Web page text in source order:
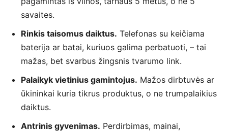
savaites.
Rinkis taisomus daiktus. Telefonas su keičiama
baterija ar batai, kuriuos galima perbatuoti, – tai
mažas, bet svarbus žingsnis tvarumo link.
Palaikyk vietinius gamintojus. Mažos dirbtuvės ar
ūkininkai kuria tikrus produktus, o ne trumpalaikius
daiktus.
Antrinis gyvenimas. Perdirbimas, mainai,